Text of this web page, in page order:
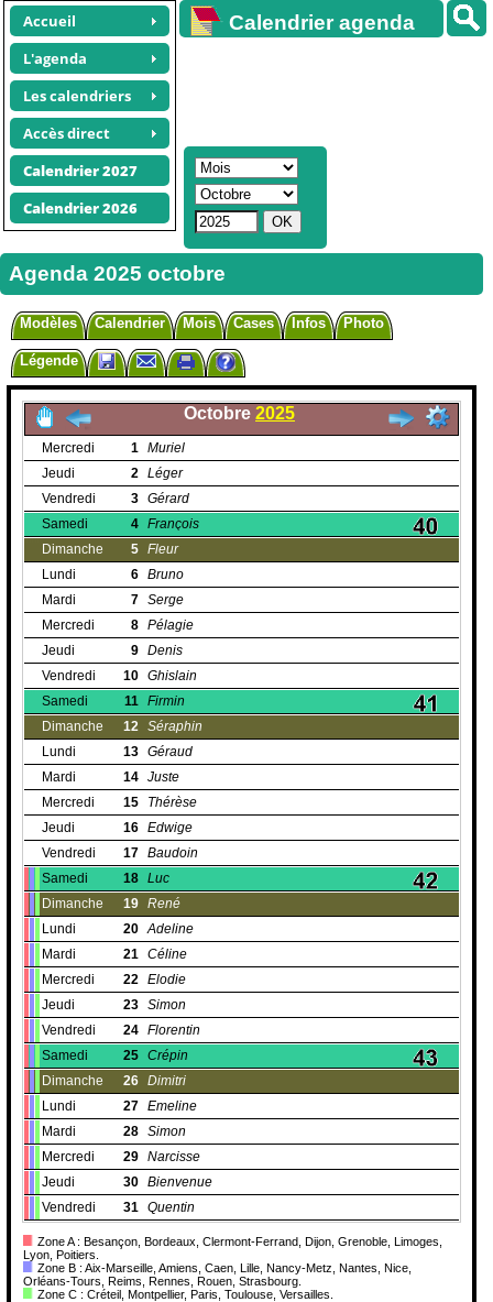
Accueil
L'agenda
Les calendriers
Accès direct
Calendrier 2027
Calendrier 2026
Calendrier agenda
Agenda 2025 octobre
Modèles Calendrier Mois Cases Infos Photo
Légende
Octobre 2025
Mercredi 1 Muriel
Jeudi
2 Léger
Vendredi
3 Gérard
Samedi
4 François
Dimanche
5 Fleur
Lundi
6 Bruno
Mardi
7 Serge
Mercredi
8 Pélagie
Jeudi
9 Denis
Vendredi
10 Ghislain
Samedi
11 Firmin
Dimanche
12 Séraphin
Lundi
13 Géraud
Mardi
14 Juste
Mercredi
15
Thérèse
Jeudi
16 Edwige
Vendredi
17 Baudoin
Samedi
18 Luc
Dimanche
19 René
Lundi
20 Adeline
Mardi
21 Céline
Mercredi
22 Elodie
Jeudi
23 Simon
Vendredi
24 Florentin
Samedi
25 Crépin
Dimanche
26 Dimitri
Lundi
27 Emeline
Mardi
28 Simon
Mercredi
29 Narcisse
Jeudi
30 Bienvenue
Vendredi
31 Quentin
Zone A : Besançon, Bordeaux, Clermont-Ferrand, Dijon, Grenoble, Limoges,
Lyon, Poitiers.
Zone B : Aix-Marseille, Amiens, Caen, Lille, Nancy-Metz, Nantes, Nice,
Orléans-Tours, Reims, Rennes, Rouen, Strasbourg.
Zone C : Créteil, Montpellier, Paris, Toulouse, Versailles.